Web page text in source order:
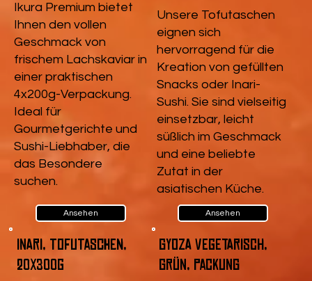
Ikura Premium bietet
Ihnen den vollen
Geschmack von
frischem Lachskaviar in
einer praktischen
4x200g-Verpackung.
Ideal für
Gourmetgerichte und
Sushi-Liebhaber, die
das Besondere
suchen.
Ansehen
Unsere Tofutaschen
eignen sich
hervorragend für die
Kreation von gefüllten
Snacks oder Inari-
Sushi. Sie sind vielseitig
einsetzbar, leicht
süßlich im Geschmack
und eine beliebte
Zutat in der
asiatischen Küche.
Ansehen
Inari, Tofutaschen,
20x300g
Gyoza vegetarisch,
Grün, Packung